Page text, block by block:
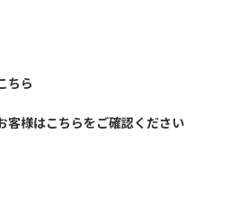
ちら
客様はこちらをご確認ください